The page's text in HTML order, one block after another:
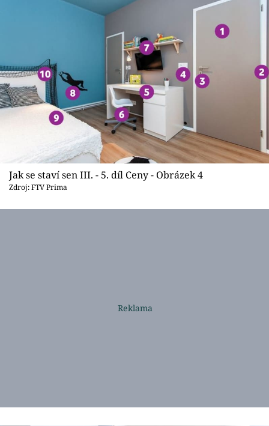
Jak se staví sen III. - 5. díl Ceny - Obrázek 4
Zdroj: FTV Prima